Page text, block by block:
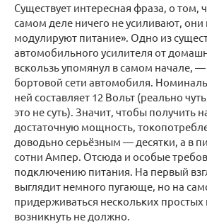
Существует интересная фраза, о том,
самом деле ничего не усиливают, они
модулируют питание». Одно из
автомобильного усилителя от
вскользь упомянул в самом начале, —
бортовой сети автомобиля.
ней составляет 12 Вольт (реально
это не суть). Значит, чтобы получить
достаточную мощность,
доводьно серьёзным — десятки, а в
сотни Ампер. Отсюда и особые
подключению питания. На первый
выглядит немного пугающе, но на
придерживаться нескольких
возникнуть не должно.